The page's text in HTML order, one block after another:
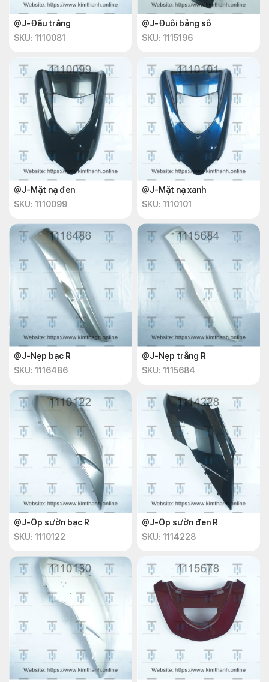
@J-Đầu trắng
SKU: 1110081
@J-Đuôi bảng số
SKU: 1115196
@J-Mặt nạ đen
SKU: 1110099
@J-Mặt nạ xanh
SKU: 1110101
@J-Nẹp bạc R
SKU: 1116486
@J-Nẹp trắng R
SKU: 1115684
@J-Ốp sườn bạc R
SKU: 1110122
@J-Ốp sườn đen R
SKU: 1114228